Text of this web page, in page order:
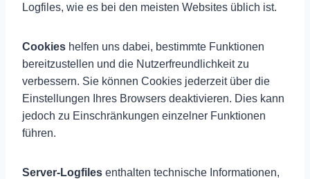
Logfiles, wie es bei den meisten Websites üblich ist.
Cookies helfen uns dabei, bestimmte Funktionen
bereitzustellen und die Nutzerfreundlichkeit zu
verbessern. Sie können Cookies jederzeit über die
Einstellungen Ihres Browsers deaktivieren. Dies kann
jedoch zu Einschränkungen einzelner Funktionen
führen.
Server-Logfiles enthalten technische Informationen,